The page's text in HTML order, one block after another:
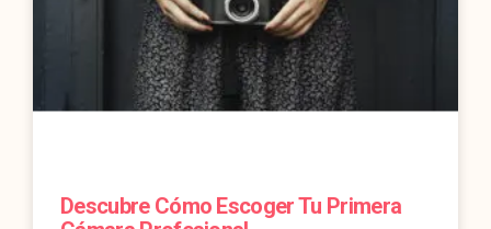
Descubre Cómo Escoger Tu Primera